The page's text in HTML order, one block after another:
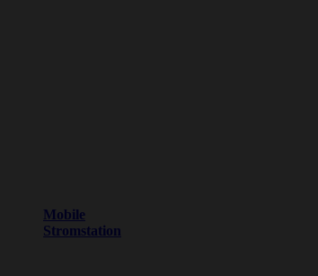
Mobile
Stromstation